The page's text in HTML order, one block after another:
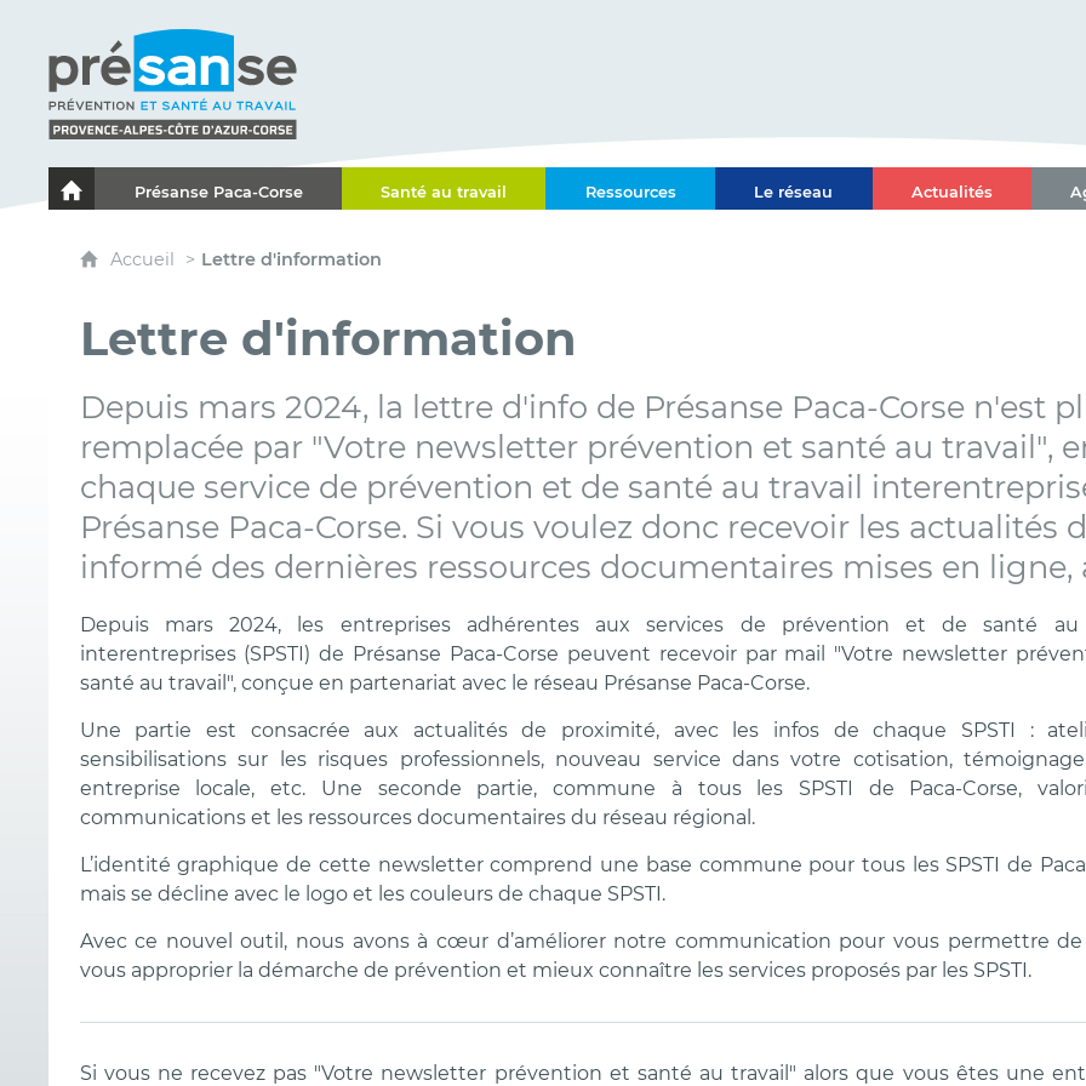
Le portail de l'Association des Services de Santé au Travail Paca-Corse
Présanse Paca-Corse Santé au travail Ressources Le réseau Actualités
Accueil Lettre d'information
Lettre d'information
Depuis mars 2024, la lettre d'info de Présanse Paca-Corse n'est
remplacée par "Votre newsletter prévention et santé au travail",
chaque service de prévention et de santé au travail
Présanse Paca-Corse. Si vous voulez donc recevoir les actualités
informé des dernières ressources documentaires mises en ligne,
Depuis mars 2024, les entreprises adhérentes aux services de prévention et de santé au
interentreprises (SPSTI) de Présanse Paca-Corse peuvent recevoir par mail "Votre newsletter
santé au travail", conçue en partenariat avec le réseau Présanse Paca-Corse.
Une partie est consacrée aux actualités de proximité, avec les infos de chaque SPSTI :
sensibilisations sur les risques professionnels, nouveau service dans votre cotisation, témoignage
entreprise locale, etc. Une seconde partie, commune à tous les SPSTI de Paca-Corse,
communications et les ressources documentaires du réseau régional.
L’identité graphique de cette newsletter comprend une base commune pour tous les SPSTI de
mais se décline avec le logo et les couleurs de chaque SPSTI.
Avec ce nouvel outil, nous avons à cœur d’améliorer notre communication pour vous permettre
vous approprier la démarche de prévention et mieux connaître les services proposés par les SPSTI.
Si vous ne recevez pas "Votre newsletter prévention et santé au travail" alors que vous êtes une